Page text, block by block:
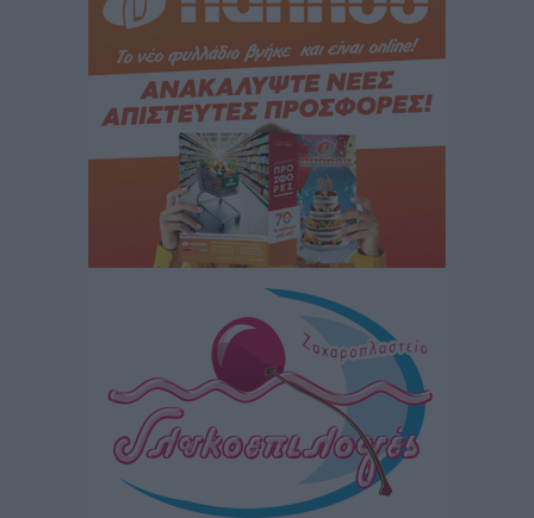
Ειδήσεις• πριν 6 ώρες
Καιρός: Επιμένουν οι υψηλές θερμοκρασίες – Ισχυρά
μελτέμια έως 9 μποφόρ, σε «Red Code» 6 περιοχές
πριν 6 ώρες
Τα φοιτητικά ενοίκια «τινάζουν στον αέρα» τους
οικογενειακούς προϋπολογισμούς
Ειδήσεις• πριν 6 ώρες
Δύο νέοι ξενώνες παραδόθηκαν στις Ένοπλες
Δυνάμεις στη νήσο Ρω
Τοπικές Ειδήσεις• πριν 7 ώρες
Συνεχίζεται η έξοδος του Αυγούστου – Πάνω από
34.000 αναχωρούν σήμερα μόνο από τον Πειραιά
πριν 7 ώρες